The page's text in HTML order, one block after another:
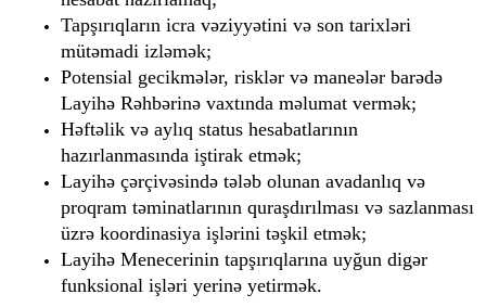
Tapşırıqların icra vəziyyətini və son tarixləri
mütəmadi izləmək;
Potensial gecikmələr, risklər və maneələr barədə
Layihə Rəhbərinə vaxtında məlumat vermək;
Həftəlik və aylıq status hesabatlarının
hazırlanmasında iştirak etmək;
Layihə çərçivəsində tələb olunan avadanlıq və
proqram təminatlarının quraşdırılması və sazlanması
üzrə koordinasiya işlərini təşkil etmək;
Layihə Menecerinin tapşırıqlarına uyğun digər
funksional işləri yerinə yetirmək.